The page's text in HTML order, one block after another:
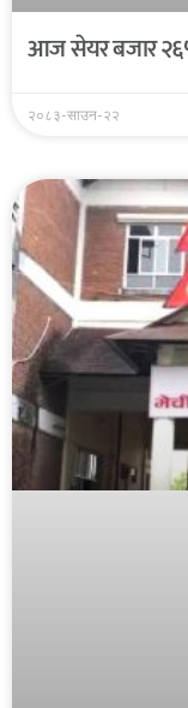
आज सेयर बजार
२०८३-साउन-२२